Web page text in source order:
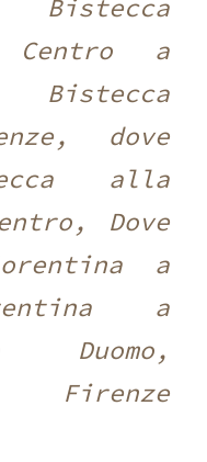
a
dove
alla
Dove
a
a
Duomo,